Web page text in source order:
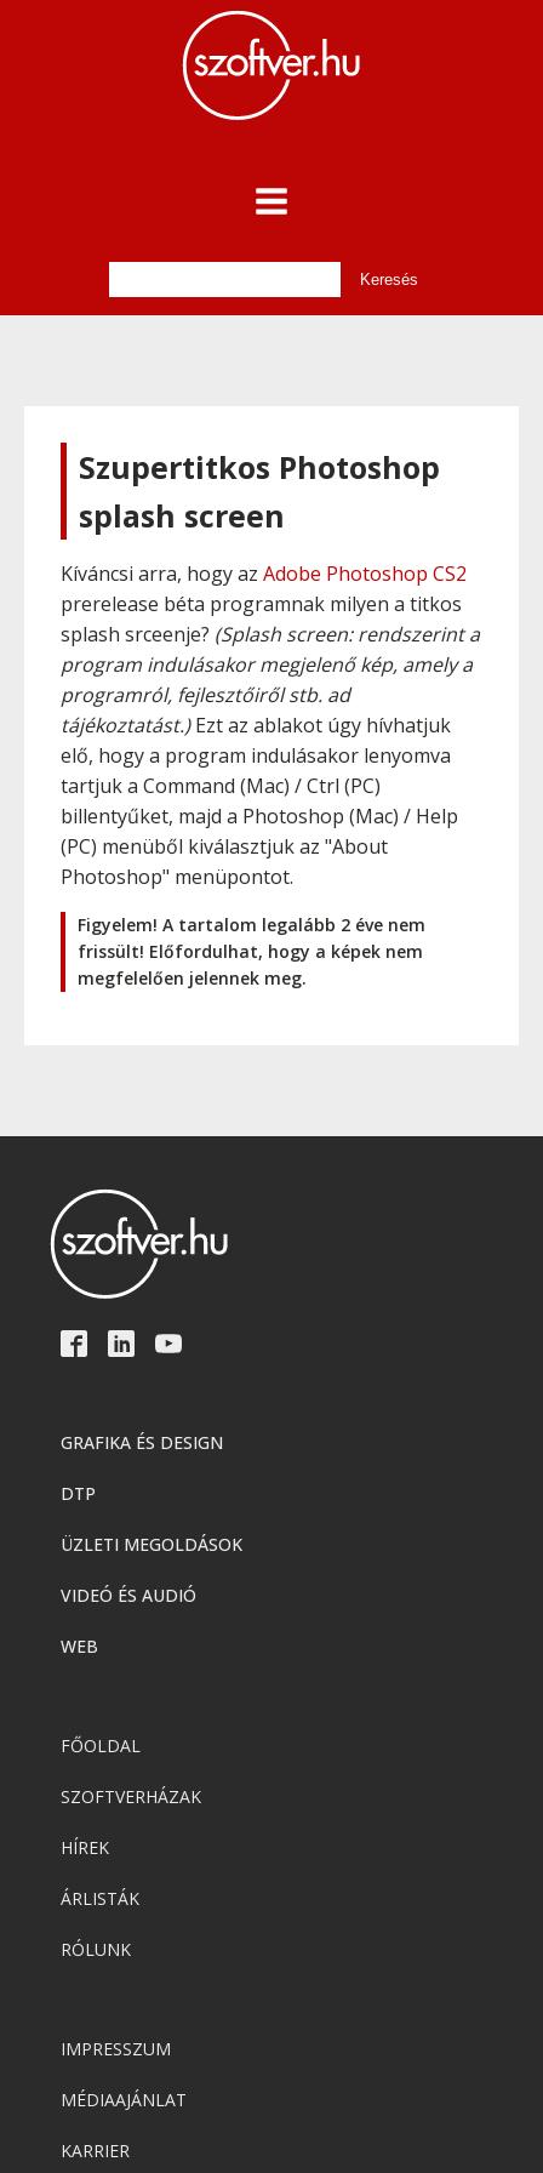
Szupertitkos Photoshop
splash screen
Kíváncsi arra, hogy az Adobe Photoshop CS2
prerelease béta programnak milyen a titkos
splash srceenje? (Splash screen: rendszerint a
program indulásakor megjelenő kép, amely a
programról, fejlesztőiről stb. ad
tájékoztatást.)Ezt az ablakot úgy hívhatjuk
elő, hogy a program indulásakor lenyomva
tartjuk a Command (Mac) /Ctrl (PC)
billentyűket, majd a Photoshop (Mac) / Help
(PC) menüből kiválasztjuk az "About
Photoshop" menüpontot.
Figyelem! A tartalom legalább 2 éve nem
frissült! Előfordulhat, hogy a képek nem
megfelelően jelennek meg.
GRAFIKA ÉS DESIGN
DTP
ÜZLETI MEGOLDÁSOK
VIDEÓ ÉS AUDIÓ
WEB
FŐOLDAL
SZOFTVERHÁZAK
HÍREK
ÁRLISTÁK
RÓLUNK
IMPRESSZUM
MÉDIAAJÁNLAT
KARRIER